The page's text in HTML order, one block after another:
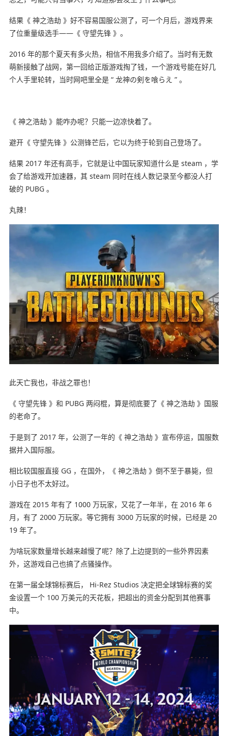
结果《 神之浩劫 》好不容易国服公测了，可一个月后，游戏界来
了位重量级选手——《 守望先锋 》。
2016 年的那个夏天有多火热，相信不用我多介绍了。当时有无数
萌新接触了战网，第一回给正版游戏掏了钱，一个游戏号能在好几
个人手里轮转，当时网吧里全是 “ 龙神の剣を喰らえ ” 。
《 神之浩劫 》能咋办呢？只能一边凉快着了。
避开《 守望先锋 》公测锋芒后，它以为终于轮到自己登场了。
结果 2017 年还有高手，它就是让中国玩家知道什么是 steam ，学
会了给游戏开加速器，其 steam 同时在线人数记录至今都没人打
破的 PUBG 。
丸辣！
此天亡我也，非战之罪也！
《 守望先锋 》和 PUBG 两闷棍，算是彻底要了《 神之浩劫 》国服
的老命了。
于是到了 2017 年，公测了一年的《 神之浩劫 》宣布停运，国服数
据并入国际服。
相比较国服直接 GG ，在国外，《 神之浩劫 》倒不至于暴毙，但
小日子也不太好过。
游戏在 2015 年有了 1000 万玩家，又花了一年半，在 2016 年 6
月，有了 2000 万玩家。等它拥有 3000 万玩家的时候，已经是 20
19 年了。
为啥玩家数量增长越来越慢了呢？除了上边提到的一些外界因素
外，这游戏自己也搞了点骚操作。
在第一届全球锦标赛后， Hi-Rez Studios 决定把全球锦标赛的奖
金设置一个 100 万美元的天花板，把超出的资金分配到其他赛事
中。